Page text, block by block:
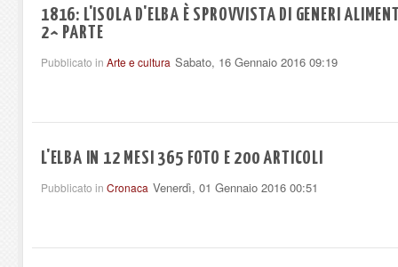
1816: L'ISOLA D'ELBA È SPROVVISTA DI GENERI
2^ PARTE
Pubblicato in Arte e cultura Sabato, 16 Gennaio 2016 09:19
L'ELBA IN 12 MESI 365 FOTO E 200 ARTICOLI
Pubblicato in Cronaca Venerdì, 01 Gennaio 2016 00:51